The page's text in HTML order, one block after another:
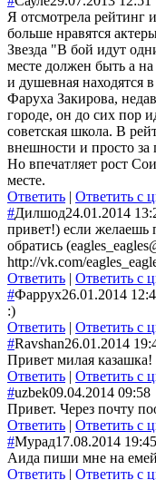
Я отсмотрела рейтинг
больше нравятся
Звезда "В бой идут
месте должен быть а
и душевная находятся
Фаруха Закирова,
городе, он до сих пор
советская школа. В
внешности и просто за
Но впечатляет рост
месте.
Ответить | Ответить с
#Дилшод24.01.2014
привет!) если желаешь
обратись
http://vk.com/
Ответить | Ответить с
#Фаррух26.01.2014
:)
Ответить | Ответить с
#Ravshan26.01.2014
Привет милая казашка!
Ответить | Ответить с
#uzbek09.04.2014 09:58
Привет. Через почту
Ответить | Ответить с
#Мурад17.08.2014 19:45
Аида пиши мне на
Ответить | Ответить с